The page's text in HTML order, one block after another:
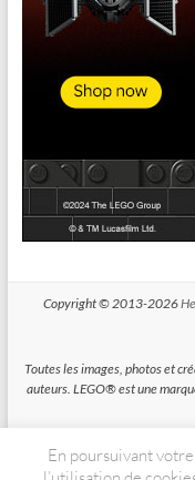
Copyright © 2013-2026
Toutes les images, photos et
auteurs. LEGO® est une
HelloBricks participe au
d'affiliation conçu pour
En poursuivant